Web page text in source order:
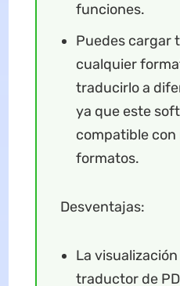
funciones.
Puedes cargar
cualquier
traducirlo a
ya que este
compatible
formatos.
Desventajas:
La
traductor de